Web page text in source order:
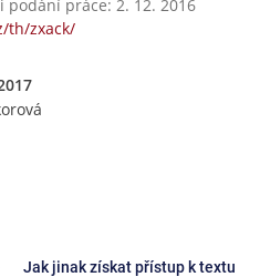
práce: 2. 12. 2016
th/zxack/
Jak jinak získat přístup k textu